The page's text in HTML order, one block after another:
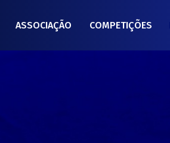
ASSOCIAÇÃO COMPETIÇÕES